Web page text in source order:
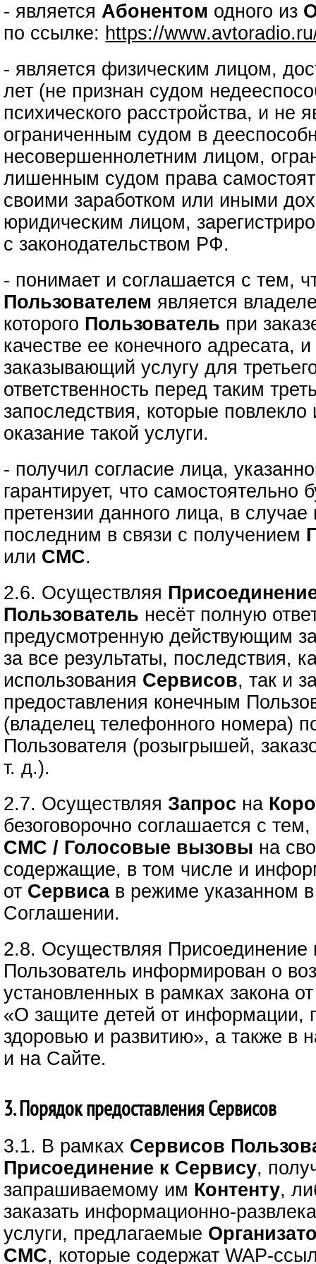
- являетсяАбонентом одного из
по ссылке: https://
- является физическим лицом,
лет (не признан судом
психического расстройства, и не
ограниченным судом в
несовершеннолетним лицом,
лишенным судом права
своими заработком или иными
юридическим лицом,
с законодательством РФ.
- понимает и соглашается с тем,
Пользователем является
которого Пользователь при
качестве ее конечного адресата,
заказывающий услугу для
ответственность перед таким
запоследствия, которые
оказание такой услуги.
- получил согласие лица,
гарантирует, что самостоятельно
претензии данного лица, в
последним в связи с получением
или СМС.
2.6. Осуществляя
Пользователь несёт полную
предусмотренную действующим
за все результаты, последствия,
использования Сервисов, так и
предоставления конечным
(владелец телефонного номера)
Пользователя (розыгрышей,
т. д.).
2.7. ОсуществляяЗапрос на
безоговорочно соглашается с
СМС / Голосовые вызовы на
содержащие, в том числе и
от Сервиса в режиме указанном
Соглашении.
2.8. Осуществляя Присоединение
Пользователь информирован о
установленных в рамках закона
«О защите детей от информации,
здоровью и развитию», а также в
и на Сайте.
3. Порядок предоставления Сервисов
3.1. В рамках Сервисов
Присоединение к Сервису,
запрашиваемому им Контенту,
заказать информационно-
услуги, предлагаемые
СМС, которые содержат WAP-